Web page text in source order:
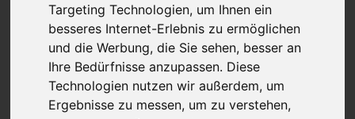
Targeting Technologien, um Ihnen ein
besseres Internet-Erlebnis zu ermöglichen
und die Werbung, die Sie sehen, besser an
Ihre Bedürfnisse anzupassen. Diese
Technologien nutzen wir außerdem, um
Ergebnisse zu messen, um zu verstehen,
günstigster Produktpreis ab
14,95 €
bei